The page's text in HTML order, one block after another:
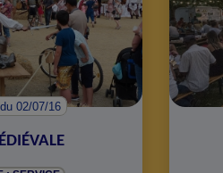
du 02/07/16